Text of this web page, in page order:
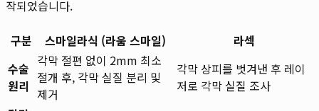
작되었습니다.
구분 스마일라식 (라움 스마일)
라섹
수술
원리
각막 절편 없이 2mm 최소
절개 후, 각막 실질 분리 및
제거
각막 상피를 벗겨낸 후 레이
저로 각막 실질 조사